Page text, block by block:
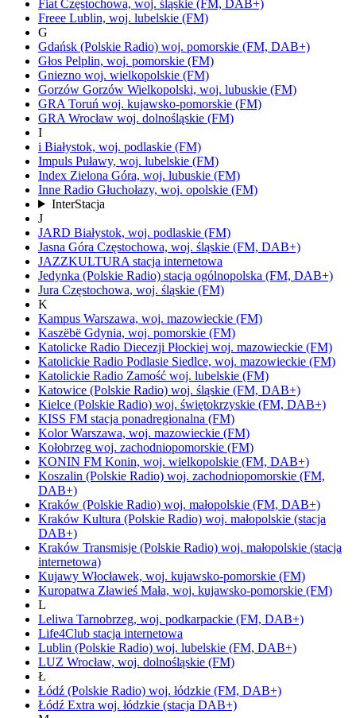
Fiat Częstochowa, woj. śląskie (FM, DAB+)
Freee Lublin, woj. lubelskie (FM)
G
Gdańsk (Polskie Radio) woj. pomorskie (FM, DAB+)
Głos Pelplin, woj. pomorskie (FM)
Gniezno woj. wielkopolskie (FM)
Gorzów Gorzów Wielkopolski, woj. lubuskie (FM)
GRA Toruń woj. kujawsko-pomorskie (FM)
GRA Wrocław woj. dolnośląskie (FM)
I
i Białystok, woj. podlaskie (FM)
Impuls Puławy, woj. lubelskie (FM)
Index Zielona Góra, woj. lubuskie (FM)
Inne Radio Głuchołazy, woj. opolskie (FM)
InterStacja
J
JARD Białystok, woj. podlaskie (FM)
Jasna Góra Częstochowa, woj. śląskie (FM, DAB+)
JAZZKULTURA stacja internetowa
Jedynka (Polskie Radio) stacja ogólnopolska (FM, DAB+)
Jura Częstochowa, woj. śląskie (FM)
K
Kampus Warszawa, woj. mazowieckie (FM)
Kaszëbë Gdynia, woj. pomorskie (FM)
Katolicke Radio Diecezji Płockiej woj. mazowieckie (FM)
Katolickie Radio Podlasie Siedlce, woj. mazowieckie (FM)
Katolickie Radio Zamość woj. lubelskie (FM)
Katowice (Polskie Radio) woj. śląskie (FM, DAB+)
Kielce (Polskie Radio) woj. świętokrzyskie (FM, DAB+)
KISS FM stacja ponadregionalna (FM)
KolorWarszawa, woj. mazowieckie (FM)
Kołobrzeg woj. zachodniopomorskie (FM)
KONIN FM Konin, woj. wielkopolskie (FM, DAB+)
Koszalin (Polskie Radio) woj. zachodniopomorskie (FM,
DAB+)
Kraków (Polskie Radio) woj. małopolskie (FM, DAB+)
Kraków Kultura (Polskie Radio) woj. małopolskie (stacja
DAB+)
Kraków Transmisje (Polskie Radio) woj. małopolskie (stacja
internetowa)
Kujawy Włocławek, woj. kujawsko-pomorskie (FM)
Kuropatwa Zławieś Mała, woj. kujawsko-pomorskie (FM)
L
Leliwa Tarnobrzeg, woj. podkarpackie (FM, DAB+)
Life4Club stacja internetowa
Lublin (Polskie Radio) woj. lubelskie (FM, DAB+)
LUZ Wrocław, woj. dolnośląskie (FM)
Ł
Łódź (Polskie Radio) woj. łódzkie (FM, DAB+)
Łódź Extra woj. łódzkie (stacja DAB+)